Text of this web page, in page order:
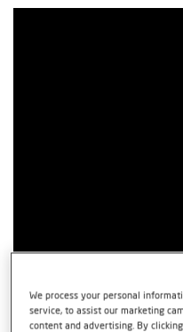
We process your personal
service, to assist our marketing
content and advertising. By